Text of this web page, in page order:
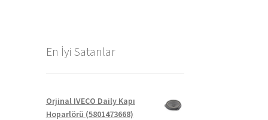
En İyi Satanlar
Orjinal IVECO Daily Kapı
Hoparlörü (5801473668)